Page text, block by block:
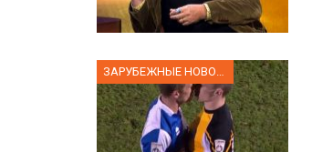
Прайд в Тель-Авиве собрал 200
ГЕЙ-АЛЬЯНС УКРАИНА Июн 10, 2017 0